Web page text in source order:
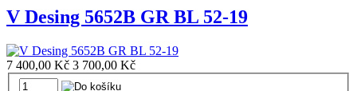
V Desing 5652B GR BL 52-19
7 400,00 Kč 3 700,00 Kč